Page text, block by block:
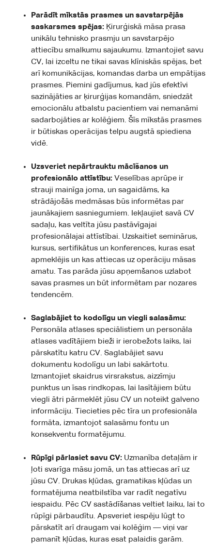
Parādīt mīkstās prasmes un savstarpējās
saskarsmes spējas: Ķirurģiskā māsa prasa
unikālu tehnisko prasmju un savstarpējo
attiecību smalkumu sajaukumu. Izmantojiet savu
CV, lai izceltu ne tikai savas klīniskās spējas, bet
arī komunikācijas, komandas darba un empātijas
prasmes. Piemini gadījumus, kad jūs efektīvi
sazinājāties ar ķirurģijas komandām, sniedzāt
emocionālu atbalstu pacientiem vai nemanāmi
sadarbojāties ar kolēģiem. Šīs mīkstās prasmes
ir būtiskas operācijas telpu augstā spiediena
vidē.
Uzsveriet nepārtrauktu mācīšanos un
profesionālo attīstību: Veselības aprūpe ir
strauji mainīga joma, un sagaidāms, ka
strādājošās medmāsas būs informētas par
jaunākajiem sasniegumiem. Iekļaujiet savā CV
sadaļu, kas veltīta jūsu pastāvīgajai
profesionālajai attīstībai. Uzskaitiet seminārus,
kursus, sertifikātus un konferences, kuras esat
apmeklējis un kas attiecas uz operāciju māsas
amatu. Tas parāda jūsu apņemšanos uzlabot
savas prasmes un būt informētam par nozares
tendencēm.
Saglabājiet to kodolīgu un viegli salasāmu:
Personāla atlases speciālistiem un personāla
atlases vadītājiem bieži ir ierobežots laiks, lai
pārskatītu katru CV. Saglabājiet savu
dokumentu kodolīgu un labi sakārtotu.
Izmantojiet skaidrus virsrakstus, aizzīmju
punktus un īsas rindkopas, lai lasītājiem būtu
viegli ātri pārmeklēt jūsu CV un noteikt galveno
informāciju. Tiecieties pēc tīra un profesionāla
formāta, izmantojot salasāmu fontu un
konsekventu formatējumu.
Rūpīgi pārlasiet savu CV: Uzmanība detaļām ir
ļoti svarīga māsu jomā, un tas attiecas arī uz
jūsu CV. Drukas kļūdas, gramatikas kļūdas un
formatējuma neatbilstība var radīt negatīvu
iespaidu. Pēc CV sastādīšanas veltiet laiku, lai to
rūpīgi pārbaudītu. Apsveriet iespēju lūgt to
pārskatīt arī draugam vai kolēģim — viņi var
pamanīt kļūdas, kuras esat palaidis garām.